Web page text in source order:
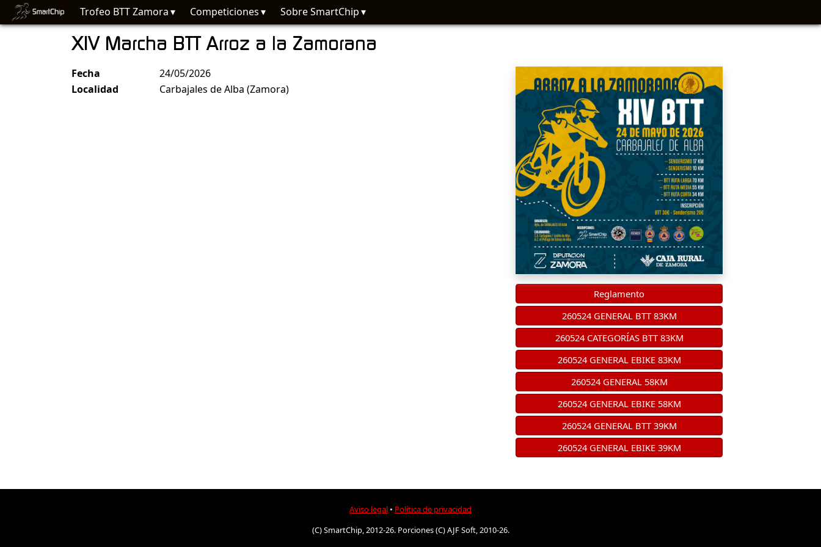
Trofeo BTT Zamora Competiciones Sobre SmartChip
XIV Marcha BTT Arroz a la Zamorana
Reglamento
260524 GENERAL BTT 83KM
260524 CATEGORÍAS BTT 83KM
260524 GENERAL EBIKE 83KM
260524 GENERAL 58KM
260524 GENERAL EBIKE 58KM
260524 GENERAL BTT 39KM
260524 GENERAL EBIKE 39KM
Fecha
24/05/2026
Localidad
Carbajales de Alba (Zamora)
Aviso legal • Política de privacidad
(C) SmartChip, 2012-26. Porciones (C) AJF Soft, 2010-26.